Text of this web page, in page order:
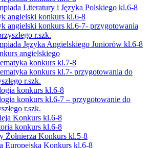
Literatury i Języka Polskiego kl.6-8
angielski konkurs kl.6-8
angielski konkurs kl.6-7- przygotowania
r.szk.
Języka Angielskiego Juniorów kl.6-8
angielskiego
konkurs kl.7-8
konkurs kl.7- przygotowania do
r.szk.
konkurs kl.6-8
konkurs kl.6-7 – przygotowanie do
r.szk.
Konkurs kl.6-8
konkurs kl.6-8
Żołnierza Konkurs kl.5-8
Europejska Konkurs kl.6-8